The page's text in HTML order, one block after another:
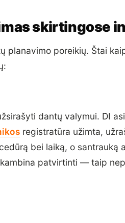
skirtingose
planavimo poreikių. Štai
dantų valymui. DI
registratūra užimta,
bei laiką, o santrauką
patvirtinti — taip